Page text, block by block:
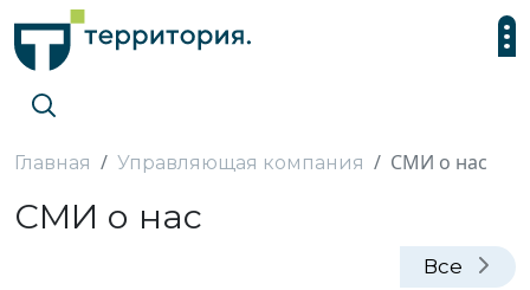
Главная Управляющая компания СМИ о нас
СМИ о нас
Все